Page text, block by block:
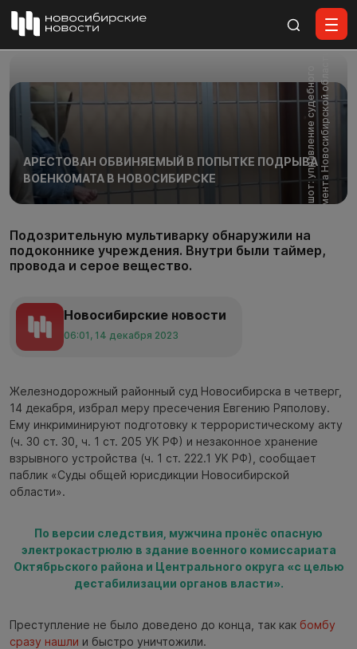
С
к
р
и
н
ш
о
т
:
у
п
р
а
в
л
е
н
и
е
с
у
д
е
б
н
о
г
о
д
е
п
а
р
т
а
м
е
н
т
а
Н
о
в
о
с
и
б
и
р
с
к
о
й
о
б
л
а
с
ти
АРЕСТОВАН ОБВИНЯЕМЫЙ В ПОПЫТКЕ ПОДРЫВА
ВОЕНКОМАТА В НОВОСИБИРСКЕ
Подозрительную мультиварку обнаружили на
подоконнике учреждения. Внутри были таймер,
провода и серое вещество.
Новосибирские новости
06:01, 14 декабря 2023
Железнодорожный районный суд Новосибирска в четверг,
14 декабря, избрал меру пресечения Евгению Ряполову.
Ему инкриминируют подготовку к террористическому акту
(ч. 30 ст. 30, ч. 1 ст. 205 УК РФ) и незаконное хранение
взрывного устройства (ч. 1 ст. 222.1 УК РФ), сообщает
паблик «Суды общей юрисдикции Новосибирской
области».
По версии следствия, мужчина пронёс опасную
электрокастрюлю в здание военного комиссариата
Октябрьского района и Центрального округа «с целью
дестабилизации органов власти».
Преступление не было доведено до конца, так как бомбу
сразу нашли и быстро уничтожили.